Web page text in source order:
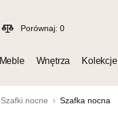
Porównaj: 0
Meble Wnętrza Kolekcje
Szafki nocne Szafka nocna